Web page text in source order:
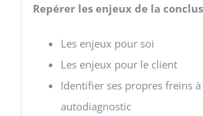
Repérer les enjeux de la
Les enjeux pour soi
Les enjeux pour le client
Identifier ses propres freins
autodiagnostic